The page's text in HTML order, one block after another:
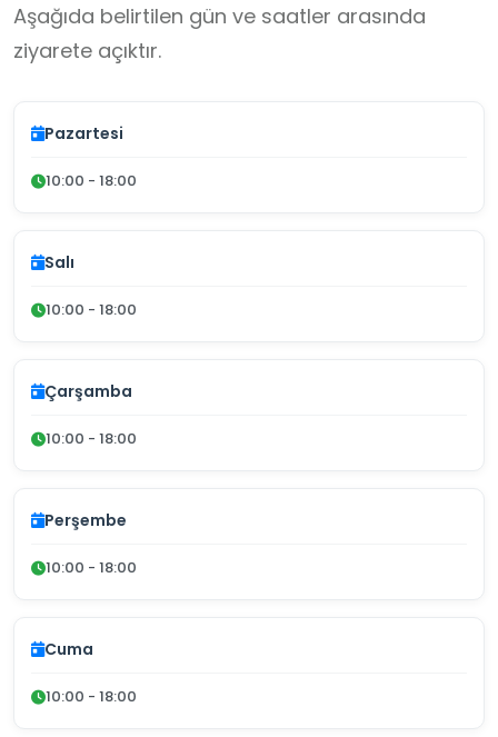
Aşağıda belirtilen gün ve saatler arasında
ziyarete açıktır.
Pazartesi
10:00 - 18:00
Salı
10:00 - 18:00
Çarşamba
10:00 - 18:00
Perşembe
10:00 - 18:00
Cuma
10:00 - 18:00